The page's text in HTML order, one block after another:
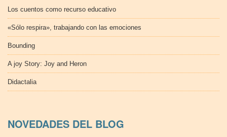
Los cuentos como recurso educativo
«Sólo respira», trabajando con las emociones
Bounding
A joy Story: Joy and Heron
Didactalia
NOVEDADES DEL BLOG